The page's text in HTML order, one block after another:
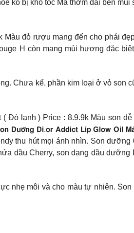
ko bị khô tóc Mà thơm dai bền
đỏ rượu mang đến cho phái
H còn mang mùi hương đặc
Chưa kể, phần kim loại ở vỏ son
( Đỏ lạnh ) Price : 8.9.9k Màu son
𝗗𝘂̛𝗼̛̃𝗻𝗴 𝗗𝗶.𝗼𝗿 𝗔𝗱𝗱𝗶𝗰𝘁 𝗟𝗶𝗽 𝗚𝗹𝗼𝘄 𝗢𝗶𝗹
thu hút mọi ánh nhìn. Son
dầu Cherry, son dạng dầu dưỡng
nhẹ môi và cho màu tự nhiên.